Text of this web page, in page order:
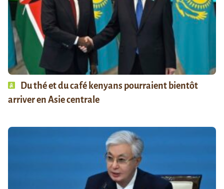
Du thé et du café kenyans pourraient bientôt
arriver en Asie centrale